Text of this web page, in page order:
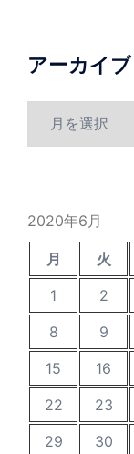
アーカイブ
2020年6月
月 火
1
2
8
9
15
16
22
23
29
30